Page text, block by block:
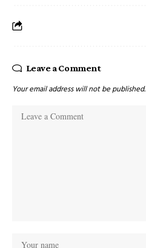
Leave a Comment
Your email address will not be published.